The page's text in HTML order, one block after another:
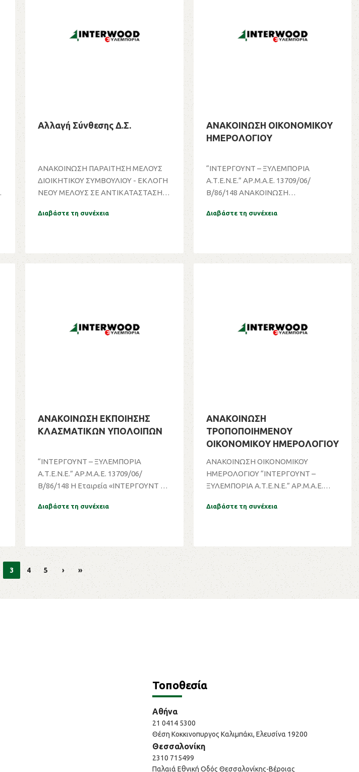
Αλλαγή Σύνθεσης Δ.Σ.
ΑΝΑΚΟΙΝΩΣΗ ΠΑΡΑΙΤΗΣΗ ΜΕΛΟΥΣ
ΔΙΟΙΚΗΤΙΚΟΥ ΣΥΜΒΟΥΛΙΟΥ - ΕΚΛΟΓΗ
ΝΕΟΥ ΜΕΛΟΥΣ ΣΕ ΑΝΤΙΚΑΤΑΣΤΑΣΗ
Διαβάστε τη συνέχεια
ΑΝΑΚΟΙΝΩΣΗ ΟΙΚΟΝΟΜΙΚΟΥ
ΗΜΕΡΟΛΟΓΙΟΥ
“ΙΝΤΕΡΓΟΥΝΤ – ΞΥΛΕΜΠΟΡΙΑ
Α.Τ.Ε.Ν.Ε.” ΑΡ.Μ.Α.Ε. 13709/06/
Β/86/148 ΑΝΑΚΟΙΝΩΣΗ
Διαβάστε τη συνέχεια
ΑΝΑΚΟΙΝΩΣΗ ΕΚΠΟΙΗΣΗΣ
ΚΛΑΣΜΑΤΙΚΩΝ ΥΠΟΛΟΙΠΩΝ
“ΙΝΤΕΡΓΟΥΝΤ – ΞΥΛΕΜΠΟΡΙΑ
Α.Τ.Ε.Ν.Ε.” ΑΡ.Μ.Α.Ε. 13709/06/
Β/86/148 Η Εταιρεία «ΙΝΤΕΡΓΟΥΝΤ -
Διαβάστε τη συνέχεια
ΑΝΑΚΟΙΝΩΣΗ
ΤΡΟΠΟΠΟΙΗΜΕΝΟΥ
ΟΙΚΟΝΟΜΙΚΟΥ ΗΜΕΡΟΛΟΓΙΟΥ
ΑΝΑΚΟΙΝΩΣΗ ΟΙΚΟΝΟΜΙΚΟΥ
ΗΜΕΡΟΛΟΓΙΟΥ “ΙΝΤΕΡΓΟΥΝΤ –
ΞΥΛΕΜΠΟΡΙΑ Α.Τ.Ε.Ν.Ε.” ΑΡ.Μ.Α.Ε.
Διαβάστε τη συνέχεια
3 4 5 › »
Τοποθεσία
Αθήνα
21 0414 5300
Θέση Κοκκινοπυργος Καλιμπάκι, Ελευσίνα 19200
Θεσσαλονίκη
2310 715499
Παλαιά Εθνική Οδός Θεσσαλονίκης-Βέροιας